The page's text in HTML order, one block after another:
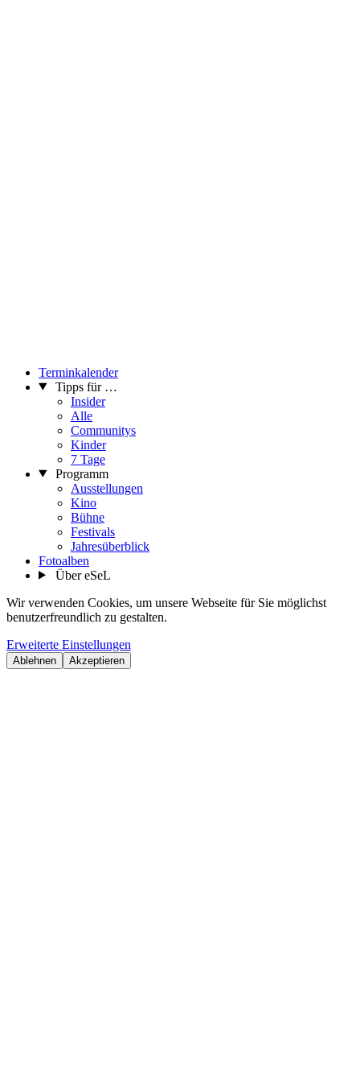
Terminkalender
Tipps für …
Insider
Alle
Communitys
Kinder
7 Tage
Programm
Ausstellungen
Kino
Bühne
Festivals
Jahresüberblick
Fotoalben
Über eSeL
Wir verwenden Cookies, um unsere Webseite für Sie möglichst
benutzerfreundlich zu gestalten.
Erweiterte Einstellungen
Ablehnen Akzeptieren